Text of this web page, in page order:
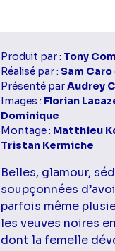
Produit par : Tony
Réalisé par : Sam Caro
Présenté parAudrey
Images : Florian
Dominique
Montage : Matthieu
Tristan Kermiche
Belles, glamour,
soupçonnées
parfois même
les veuves noires
dont la femelle